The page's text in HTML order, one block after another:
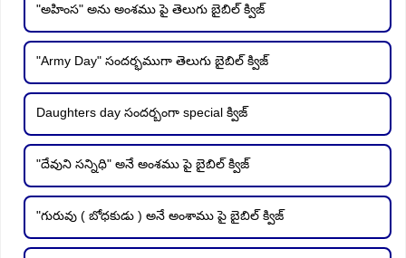
"అహింస" అను అంశము పై తెలుగు బైబిల్ క్విజ్
"Army Day" సందర్భముగా తెలుగు బైబిల్ క్విజ్
Daughters day సందర్బంగా special క్విజ్
"దేవుని సన్నిధి" అనే అంశము పై బైబిల్ క్విజ్
"గురువు ( బోధకుడు ) అనే అంశాము పై బైబిల్ క్విజ్